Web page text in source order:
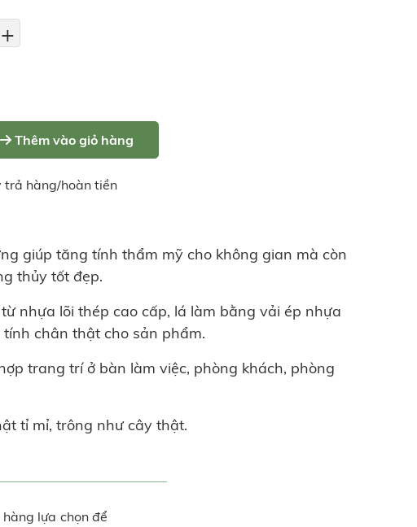
+
Thêm vào giỏ hàng
trả hàng/hoàn tiền
giúp tăng tính thẩm mỹ cho không gian mà còn
thủy tốt đẹp.
nhựa lõi thép cao cấp, lá làm bằng vải ép nhựa
chân thật cho sản phẩm.
trang trí ở bàn làm việc, phòng khách, phòng
tỉ mỉ, trông như cây thật.
lựa chọn để